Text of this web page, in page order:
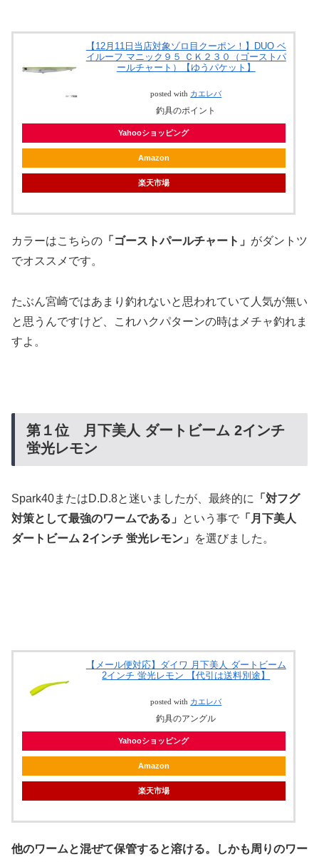
【12月11日当店対象ゾロ目クーポン！】DUO ベ
イルーフ マニック９５ ＣＫ２３０（ゴーストパ
ールチャート）【ゆうパケット】
posted with カエレバ
釣具のポイント
Yahooショッピング
Amazon
楽天市場
カラーはこちらの 「ゴーストパールチャート」 がダントツ
でオススメです。
たぶん宮崎ではあまり釣れないと思われていて人気が無い
と思うんですけど、これハクパターンの時はメチャ釣れま
すよ。
第１位 月下美人 ダートビーム 2インチ
蛍光レモン
Spark40またはD.D.8と迷いましたが、最終的に
「対フグ
対策として最強のワームである」
という事で 「月下美人
ダートビーム 2インチ 蛍光レモン」
を選びました。
【メール便対応】ダイワ 月下美人 ダートビーム
2インチ 蛍光レモン 【代引は送料別途】
posted with カエレバ
釣具のアングル
Yahooショッピング
Amazon
楽天市場
他のワームと混ぜて保管すると溶ける。しかも周りのワー